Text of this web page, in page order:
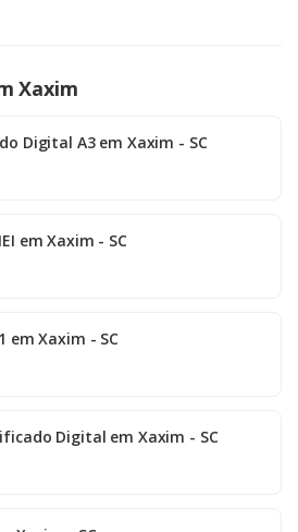
Xaxim
Digital A3 em Xaxim - SC
em Xaxim - SC
em Xaxim - SC
Digital em Xaxim - SC